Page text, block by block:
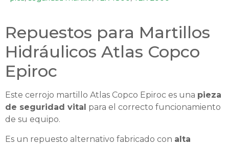
Repuestos para Martillos
Hidráulicos Atlas Copco
Epiroc
Este cerrojo martillo Atlas Copco Epiroc es una pieza
de seguridad vital para el correcto funcionamiento
de su equipo.
Es un repuesto alternativo fabricado con alta